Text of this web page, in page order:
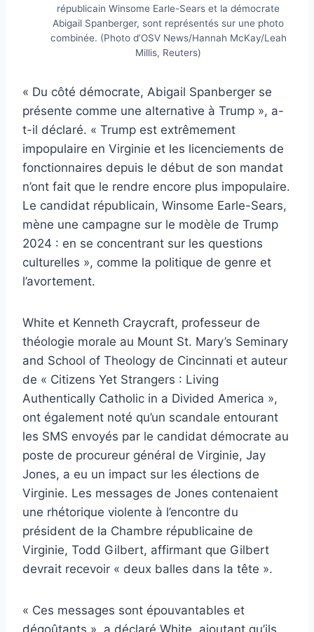
républicain Winsome Earle-Sears et la démocrate
Abigail Spanberger, sont représentés sur une photo
combinée. (Photo d’OSV News/Hannah McKay/Leah
Millis, Reuters)
« Du côté démocrate, Abigail Spanberger se
présente comme une alternative à Trump », a-
t-il déclaré. « Trump est extrêmement
impopulaire en Virginie et les licenciements de
fonctionnaires depuis le début de son mandat
n’ont fait que le rendre encore plus impopulaire.
Le candidat républicain, Winsome Earle-Sears,
mène une campagne sur le modèle de Trump
2024 : en se concentrant sur les questions
culturelles », comme la politique de genre et
l’avortement.
White et Kenneth Craycraft, professeur de
théologie morale au Mount St. Mary’s Seminary
and School of Theology de Cincinnati et auteur
de « Citizens Yet Strangers : Living
Authentically Catholic in a Divided America »,
ont également noté qu’un scandale entourant
les SMS envoyés par le candidat démocrate au
poste de procureur général de Virginie, Jay
Jones, a eu un impact sur les élections de
Virginie. Les messages de Jones contenaient
une rhétorique violente à l’encontre du
président de la Chambre républicaine de
Virginie, Todd Gilbert, affirmant que Gilbert
devrait recevoir « deux balles dans la tête ».
« Ces messages sont épouvantables et
dégoûtants », a déclaré White, ajoutant qu’ils